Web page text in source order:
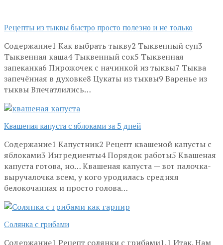
Рецепты из тыквы быстро просто полезно и не только
Содержание1 Как выбрать тыкву2 Тыквенный суп3
Тыквенная каша4 Тыквенный сок5 Тыквенная
запеканка6 Пирожочек с начинкой из тыквы7 Тыква
запечённая в духовке8 Цукаты из тыквы9 Варенье из
тыквы Впечатлились…
Квашеная капуста с яблоками за 5 дней
Содержание1 Капустник2 Рецепт квашеной капусты с
яблоками3 Ингредиенты4 Порядок работы5 Квашеная
капуста готова, но… Квашеная капуста — вот палочка-
выручалочка всем, у кого уродилась средняя
белокочанная и просто голова…
Солянка с грибами
Содержание1 Рецепт солянки с грибами1.1 Итак. Нам